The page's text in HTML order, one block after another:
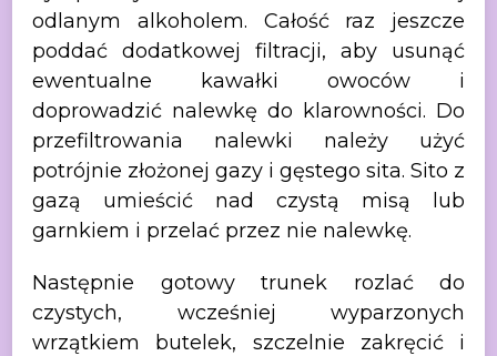
odlanym alkoholem. Całość raz jeszcze
poddać dodatkowej filtracji, aby usunąć
ewentualne kawałki owoców i
doprowadzić nalewkę do klarowności. Do
przefiltrowania nalewki należy użyć
potrójnie złożonej gazy i gęstego sita. Sito z
gazą umieścić nad czystą misą lub
garnkiem i przelać przez nie nalewkę.
Następnie gotowy trunek rozlać do
czystych, wcześniej wyparzonych
wrzątkiem butelek, szczelnie zakręcić i